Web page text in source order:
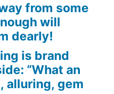
from some
will
dearly!
is brand
“What an
alluring, gem